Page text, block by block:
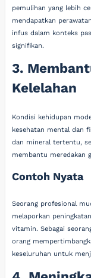
pemulihan yang lebih
mendapatkan
infus dalam konteks
signifikan.
3.
Kelelahan
Kondisi kehidupan
kesehatan mental dan
dan mineral tertentu,
membantu meredakan
Contoh Nyata
Seorang profesional
melaporkan
vitamin. Sebagai
orang
keseluruhan untuk